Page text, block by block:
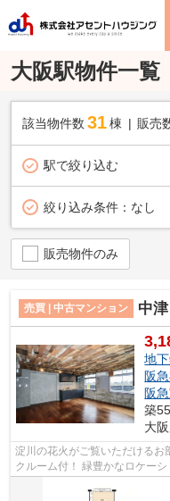
大阪駅物件一覧
該当物件数 31棟 販売
駅で絞り込む
絞り込み条件： なし
販売物件のみ
売買 | 中古マンション 中
地
阪
阪
築
大
淀川の花火がご覧いただけるお
クルーム付！ 緑豊かなロケー